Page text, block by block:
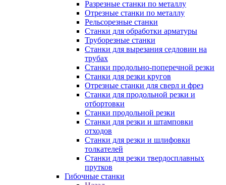
Разрезные станки по металлу
Отрезные станки по металлу
Рельсорезные станки
Станки для обработки арматуры
Труборезные станки
Станки для вырезания седловин на
трубаx
Станки продольно-поперечной резки
Станки для резки кругов
Отрезные станки для сверл и фрез
Станки для продольной резки и
отбортовки
Станки продольной резки
Станки для резки и штамповки
отходов
Станки для резки и шлифовки
толкателей
Станки для резки твердосплавных
прутков
Гибочные станки